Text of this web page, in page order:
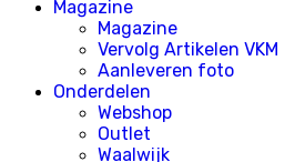
Magazine
Magazine
Vervolg Artikelen VKM
Aanleveren foto
Onderdelen
Webshop
Outlet
Waalwijk